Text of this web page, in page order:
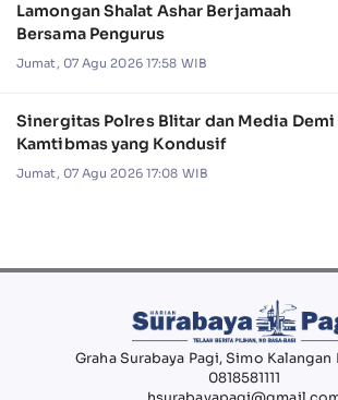
Lamongan Shalat Ashar Berjamaah
Bersama Pengurus
Jumat, 07 Agu 2026 17:58 WIB
Sinergitas Polres Blitar dan Media Demi
Kamtibmas yang Kondusif
Jumat, 07 Agu 2026 17:08 WIB
Graha Surabaya Pagi, Simo Kalangan
0818581111